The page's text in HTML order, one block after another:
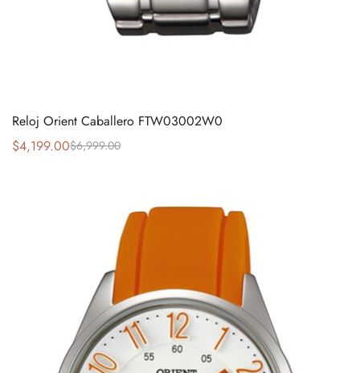
Reloj Orient Caballero FTW03002W0
$6,999.00
$4,199.00